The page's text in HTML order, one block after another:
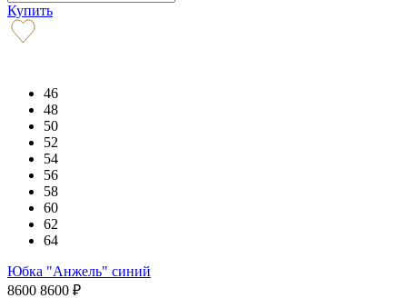
Купить
46
48
50
52
54
56
58
60
62
64
Юбка "Анжель" синий
8600 8600 ₽